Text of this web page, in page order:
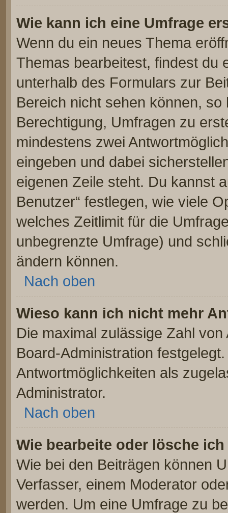
Wie kann ich eine Umfrage
Wenn du ein neues Thema
Themas bearbeitest, findest du
unterhalb des Formulars zur
Bereich nicht sehen können,
Berechtigung, Umfragen zu
mindestens zwei
eingeben und dabei
eigenen Zeile steht. Du kannst
Benutzer“ festlegen, wie viele
welches Zeitlimit für die
unbegrenzte Umfrage) und
ändern können.
Nach oben
Wieso kann ich nicht mehr
Die maximal zulässige Zahl
Board-Administration
Antwortmöglichkeiten als
Administrator.
Nach oben
Wie bearbeite oder lösche
Wie bei den Beiträgen können
Verfasser, einem Moderator
werden. Um eine Umfrage zu